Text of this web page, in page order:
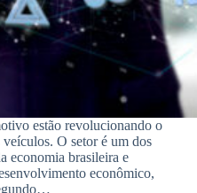
estão revolucionando o
O setor é um dos
economia brasileira e
econômico,